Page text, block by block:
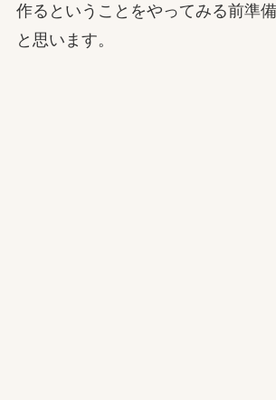
作るということをやってみる前準
と思います。